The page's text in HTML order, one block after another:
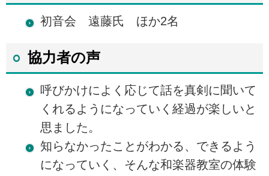
初音会 遠藤氏 ほか2名
協力者の声
呼びかけによく応じて話を真剣に聞いて
くれるようになっていく経過が楽しいと
思ました。
知らなかったことがわかる、できるよう
になっていく、そんな和楽器教室の体験